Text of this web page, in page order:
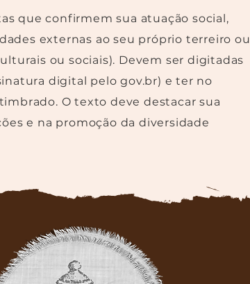
que confirmem sua atuação social,
externas ao seu próprio terreiro ou
ou sociais). Devem ser digitadas
digital pelo gov.br) e ter no
O texto deve destacar sua
e na promoção da diversidade